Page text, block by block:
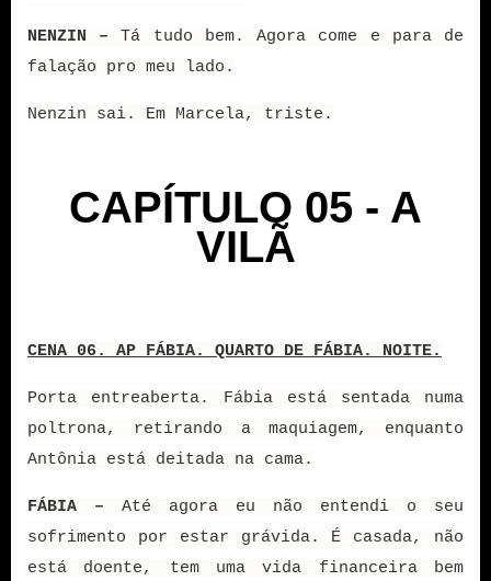
NENZIN –Tá tudo bem. Agora come e para de
falação pro meu lado.
Nenzin sai. Em Marcela, triste.
CAPÍTULO 05 - A
VILÃ
CENA 06. AP FÁBIA. QUARTO DE FÁBIA. NOITE.
Porta entreaberta. Fábia está sentada numa
poltrona, retirando a maquiagem, enquanto
Antônia está deitada na cama.
FÁBIA – Até agora eu não entendi o seu
sofrimento por estar grávida. É casada, não
está doente, tem uma vida financeira bem